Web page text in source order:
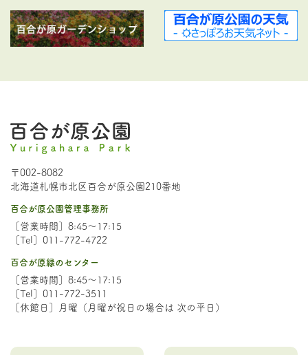
〒002-8082
北海道札幌市北区百合が原公園210番地
百合が原公園管理事務所
［営業時間］8:45～17:15
［Tel］011-772-4722
百合が原緑のセンター
［営業時間］8:45～17:15
［Tel］011-772-3511
［休館日］月曜（月曜が祝日の場合は 次の平日）